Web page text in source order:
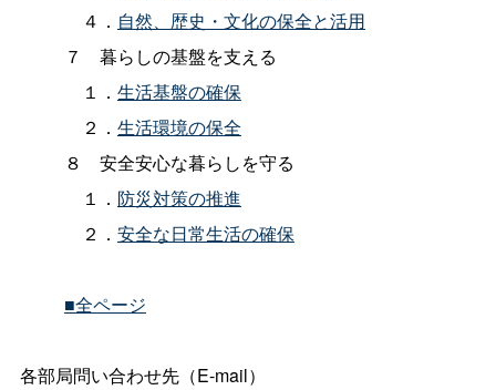
４． 自然、歴史・文化の保全と活用
７ 暮らしの基盤を支える
１． 生活基盤の確保
２． 生活環境の保全
８ 安全安心な暮らしを守る
１． 防災対策の推進
２． 安全な日常生活の確保
■全ページ
各部局問い合わせ先（E-mail）